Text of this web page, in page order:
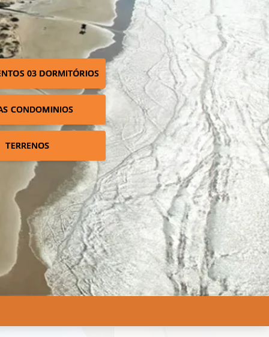
03 DORMITÓRIOS
CONDOMINIOS
TERRENOS